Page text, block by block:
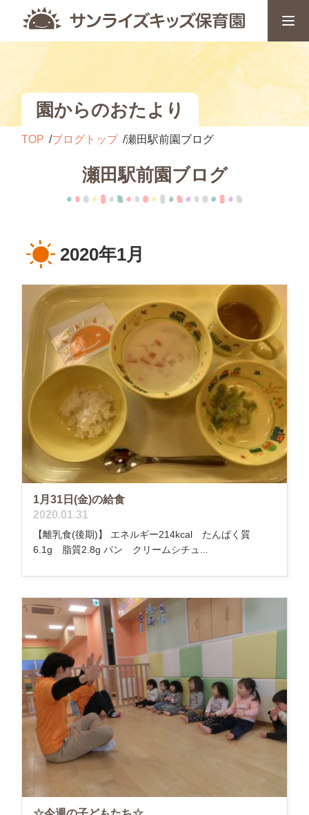
園からのおたより
TOP ブログトップ 瀬田駅前園ブログ
瀬田駅前園ブログ
2020年1月
1月31日(金)の給食
2020.01.31
【離乳食(後期)】 エネルギー214kcal たんぱく質
6.1g 脂質2.8g パン クリームシチュ...